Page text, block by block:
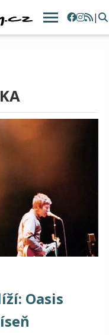
|
Oasis